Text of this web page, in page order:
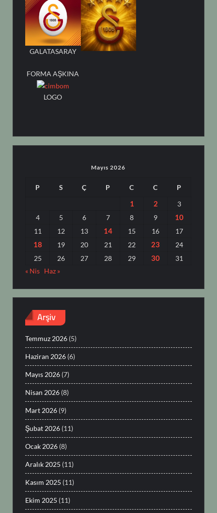
GALATASARAY
FORMA AŞKINA
LOGO
Mayıs 2026
P S Ç P C C P
1 2
3
4
5 6 7 8 9 10
11 12 13 14 15 16 17
18 19 20 21 22 23
24
25
26 27 28 29 30
31
« Nis Haz »
Arşiv
Temmuz 2026 (5)
Haziran 2026 (6)
Mayıs 2026 (7)
Nisan 2026 (8)
Mart 2026 (9)
Şubat 2026 (11)
Ocak 2026 (8)
Aralık 2025 (11)
Kasım 2025 (11)
Ekim 2025 (11)